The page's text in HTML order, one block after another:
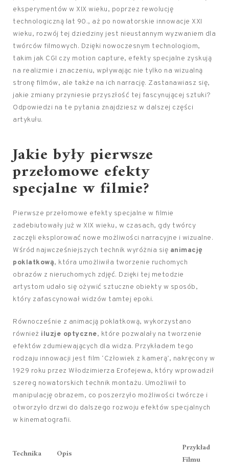
eksperymentów w XIX wieku, poprzez rewolucję
technologiczną lat 90., aż po nowatorskie innowacje XXI
wieku, rozwój tej dziedziny jest nieustannym wyzwaniem dla
twórców filmowych. Dzięki nowoczesnym technologiom,
takim jak CGI czy motion capture, efekty specjalne zyskują
na realizmie i znaczeniu, wpływając nie tylko na wizualną
stronę filmów, ale także na ich narrację. Zastanawiasz się,
jakie zmiany przyniesie przyszłość tej fascynującej sztuki?
Odpowiedzi na te pytania znajdziesz w dalszej części
artykułu.
Jakie były pierwsze
przełomowe efekty
specjalne w filmie?
Pierwsze przełomowe efekty specjalne w filmie
zadebiutowały już w XIX wieku, w czasach, gdy twórcy
zaczęli eksplorować nowe możliwości narracyjne i wizualne.
Wśród najwcześniejszych technik wyróżnia się animację
poklatkową, która umożliwiła tworzenie ruchomych
obrazów z nieruchomych zdjęć. Dzięki tej metodzie
artystom udało się ożywić sztuczne obiekty w sposób,
który zafascynował widzów tamtej epoki.
Równocześnie z animacją poklatkową, wykorzystano
również iluzje optyczne, które pozwalały na tworzenie
efektów zdumiewających dla widza. Przykładem tego
rodzaju innowacji jest film ‘Człowiek z kamerą’, nakręcony w
1929 roku przez Włodzimierza Erofejewa, który wprowadził
szereg nowatorskich technik montażu. Umożliwił to
manipulację obrazem, co poszerzyło możliwości twórcze i
otworzyło drzwi do dalszego rozwoju efektów specjalnych
w kinematografii.
Technika Opis
Przykład
Filmu